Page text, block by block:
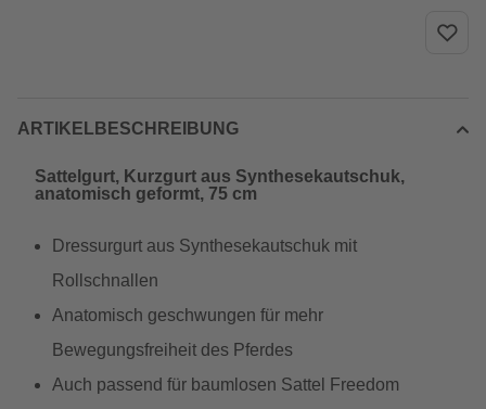
ARTIKELBESCHREIBUNG
Sattelgurt, Kurzgurt aus Synthesekautschuk,
anatomisch geformt, 75 cm
Dressurgurt aus Synthesekautschuk mit
Rollschnallen
Anatomisch geschwungen für mehr
Bewegungsfreiheit des Pferdes
Auch passend für baumlosen Sattel Freedom